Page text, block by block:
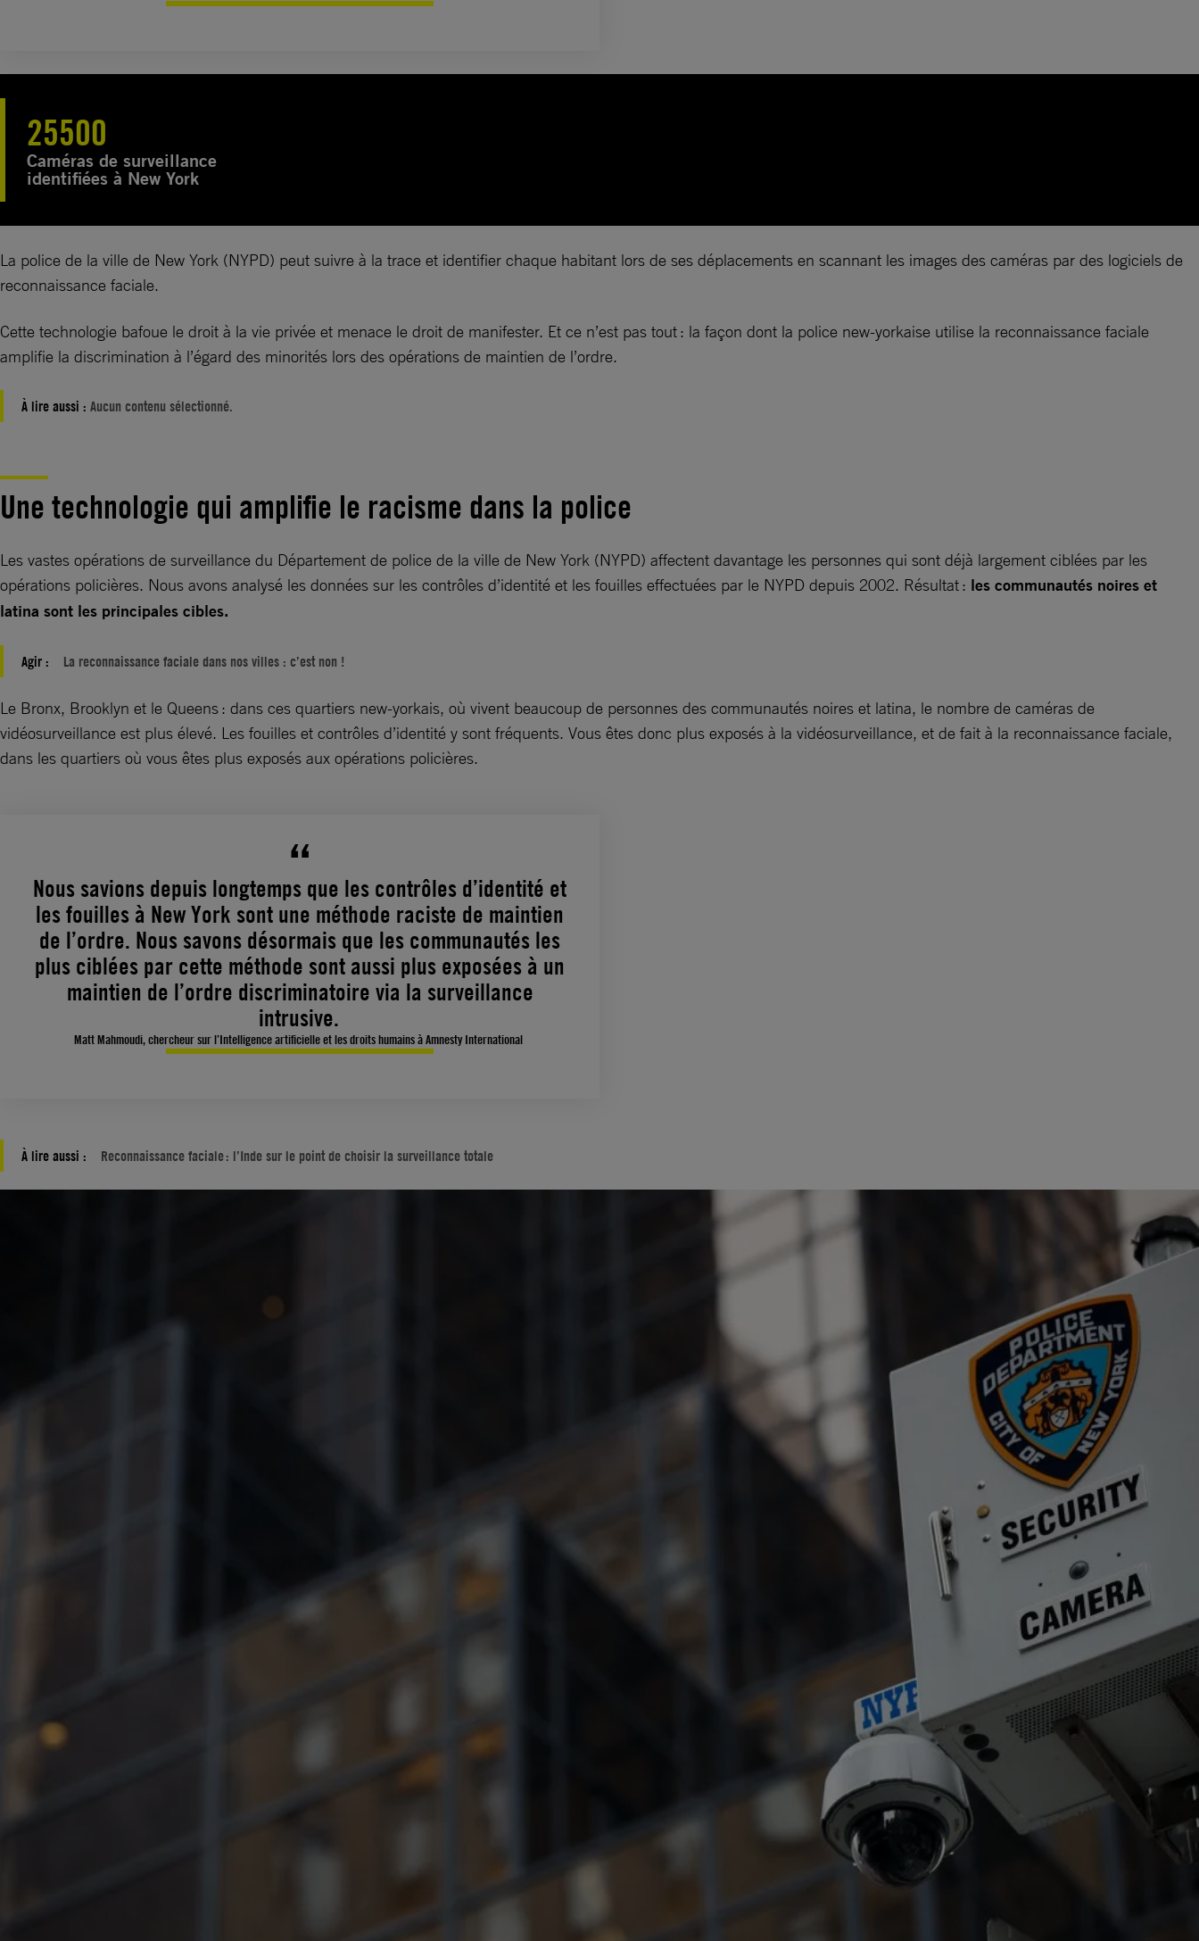
25500
Caméras de surveillance
identifiées à New York
La police de la ville de New York (NYPD) peut suivre à la trace et identifier chaque habitant lors de ses déplacements en scannant les images des caméras par des logiciels de
reconnaissance faciale.
Cette technologie bafoue le droit à la vie privée et menace le droit de manifester. Et ce n’est pas tout : la façon dont la police new-yorkaise utilise la reconnaissance faciale
amplifie la discrimination à l’égard des minorités lors des opérations de maintien de l’ordre.
À lire aussi : Aucun contenu sélectionné.
Une technologie qui amplifie le racisme dans la police
Les vastes opérations de surveillance du Département de police de la ville de New York (NYPD) affectent davantage les personnes qui sont déjà largement ciblées par les
opérations policières. Nous avons analysé les données sur les contrôles d’identité et les fouilles effectuées par le NYPD depuis 2002. Résultat : les communautés noires et
latina sont les principales cibles.
Agir : La reconnaissance faciale dans nos villes : c’est non !
Le Bronx, Brooklyn et le Queens : dans ces quartiers new-yorkais, où vivent beaucoup de personnes des communautés noires et latina, le nombre de caméras de
vidéosurveillance est plus élevé. Les fouilles et contrôles d’identité y sont fréquents. Vous êtes donc plus exposés à la vidéosurveillance, et de fait à la reconnaissance faciale,
dans les quartiers où vous êtes plus exposés aux opérations policières.
Nous savions depuis longtemps que les contrôles d’identité et
les fouilles à New York sont une méthode raciste de maintien
de l’ordre. Nous savons désormais que les communautés les
plus ciblées par cette méthode sont aussi plus exposées à un
maintien de l’ordre discriminatoire via la surveillance
intrusive.
Matt Mahmoudi, chercheur sur l’Intelligence artificielle et les droits humains à Amnesty International
À lire aussi : Reconnaissance faciale : l’Inde sur le point de choisir la surveillance totale